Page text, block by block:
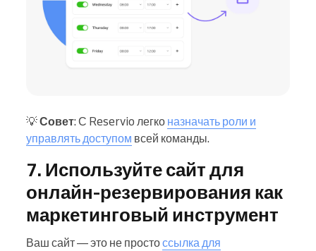
💡Совет: С Reservio легко назначать роли и
управлять доступом всей команды.
7. Используйте сайт для
онлайн-резервирования как
маркетинговый инструмент
Ваш сайт — это не простоссылка для